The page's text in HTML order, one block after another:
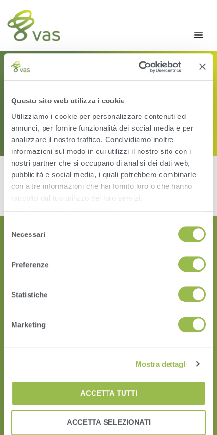
Questo sito web utilizza i cookie
Utilizziamo i cookie per personalizzare contenuti ed
annunci, per fornire funzionalità dei social media e per
analizzare il nostro traffico. Condividiamo inoltre
informazioni sul modo in cui utilizzi il nostro sito con i
nostri partner che si occupano di analisi dei dati web,
pubblicità e social media, i quali potrebbero combinarle
con altre informazioni che hai fornito loro o che hanno
raccolto dal tuo utilizzo dei loro servizi.
delNecessari
Preferenze
Statistiche
Marketing
Mostra dettagli
ACCETTA TUTTI
ACCETTA SELEZIONATI
CATEGORY:
WEIGHCOMP
[the_loop]
HERD